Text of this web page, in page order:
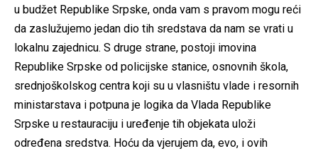
u budžet Republike Srpske, onda vam s pravom mogu reći
da zaslužujemo jedan dio tih sredstava da nam se vrati u
lokalnu zajednicu. S druge strane, postoji imovina
Republike Srpske od policijske stanice, osnovnih škola,
srednjoškolskog centra koji su u vlasništu vlade i resornih
ministarstava i potpuna je logika da Vlada Republike
Srpske u restauraciju i uređenje tih objekata uloži
određena sredstva. Hoću da vjerujem da, evo, i ovih